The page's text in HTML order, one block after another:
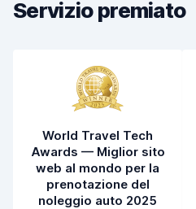
Servizio premiato
World Travel Tech
Awards — Miglior sito
web al mondo per la
prenotazione del
noleggio auto 2025